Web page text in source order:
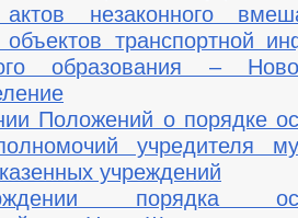
незаконного
объектов транспортной
образования –
Положений о порядке
учредителя
учреждений
порядка